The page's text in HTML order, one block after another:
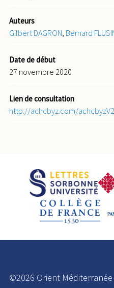
Auteurs
Gilbert DAGRON, Bernard
Date de début
27 novembre 2020
Lien de consultation
http://achcbyz.com/
©2026 Orient Méditerranée